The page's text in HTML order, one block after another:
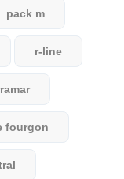
pack m
r-line
fourgon